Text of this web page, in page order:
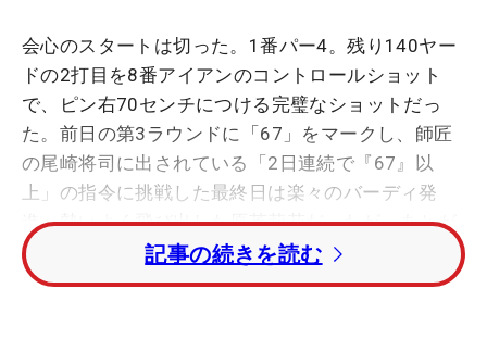
会心のスタートは切った。1番パー4。残り140ヤー
ドの2打目を8番アイアンのコントロールショット
で、ピン右70センチにつける完璧なショットだっ
た。前日の第3ラウンドに「67」をマークし、師匠
の尾崎将司に出されている「2日連続で『67』以
上」の指令に挑戦した最終日は楽々のバーディ発
進。勢いよく飛び出した原英莉花だったが、あとが
続かなかった。記事の続きを読む